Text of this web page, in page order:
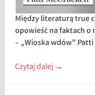
Między literaturą true
opowieść na faktach o
– „Wioska wdów”
Czytaj dalej →